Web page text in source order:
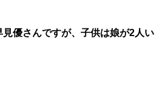
優さんですが、子供は娘が2人い